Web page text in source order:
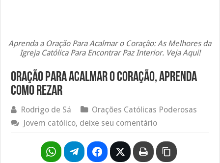
Aprenda a Oração Para Acalmar o Coração: As Melhores da
Igreja Católica Para Encontrar Paz Interior. Veja Aqui!
Oração para acalmar o coração, aprenda
como rezar
Rodrigo de Sá
Orações Católicas Poderosas
Jovem católico, deixe seu comentário